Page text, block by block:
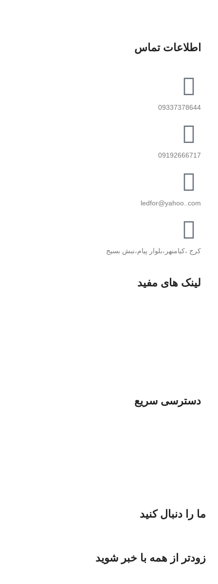
اطلاعات تماس
09337378644
09192666717
ledfor@yahoo..com
کرج ،کیامنهر،بلوار پیام،نبش بسیج
لینک های مفید
دسترسی سریع
ما را دنبال کنید
زودتر از همه با خبر شوید